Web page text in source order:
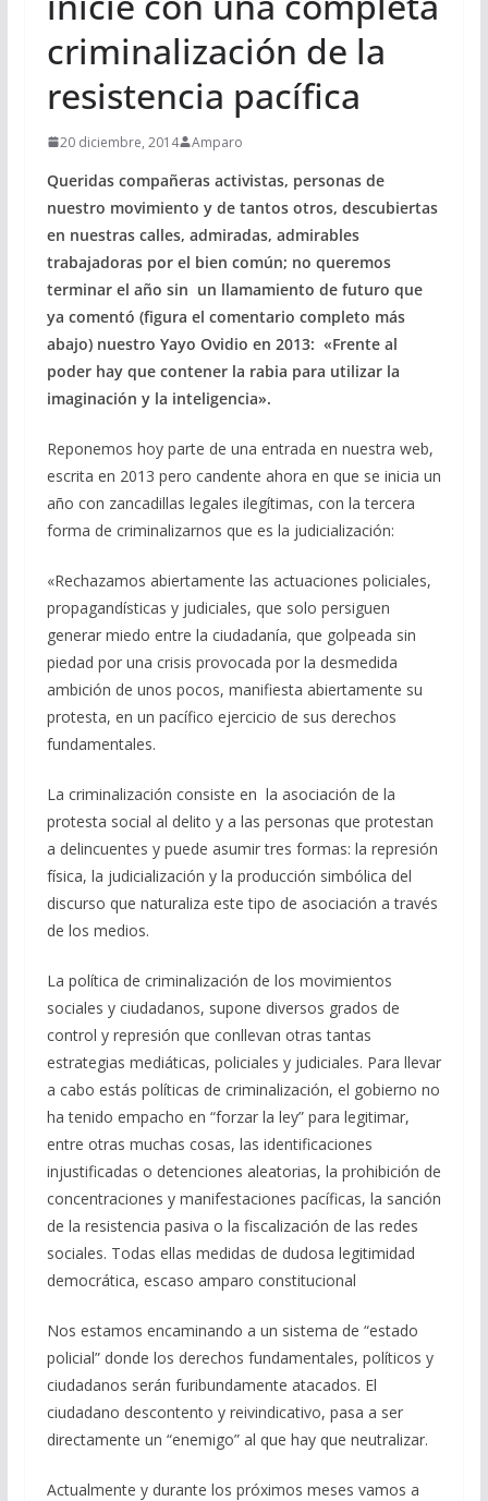
criminalización de la
resistencia pacífica
20 diciembre, 2014 Amparo
Queridas compañeras activistas, personas de
nuestro movimiento y de tantos otros, descubiertas
en nuestras calles, admiradas, admirables
trabajadoras por el bien común; no queremos
terminar el año sin un llamamiento de futuro que
ya comentó (figura el comentario completo más
abajo) nuestro Yayo Ovidio en 2013: «Frente al
poder hay que contener la rabia para utilizar la
imaginación y la inteligencia».
Reponemos hoy parte de una entrada en nuestra web,
escrita en 2013 pero candente ahora en que se inicia un
año con zancadillas legales ilegítimas, con la tercera
forma de criminalizarnos que es la judicialización:
«Rechazamos abiertamente las actuaciones policiales,
propagandísticas y judiciales, que solo persiguen
generar miedo entre la ciudadanía, que golpeada sin
piedad por una crisis provocada por la desmedida
ambición de unos pocos, manifiesta abiertamente su
protesta, en un pacífico ejercicio de sus derechos
fundamentales.
La criminalización consiste en la asociación de la
protesta social al delito y a las personas que protestan
a delincuentes y puede asumir tres formas: la represión
física, la judicialización y la producción simbólica del
discurso que naturaliza este tipo de asociación a través
de los medios.
La política de criminalización de los movimientos
sociales y ciudadanos, supone diversos grados de
control y represión que conllevan otras tantas
estrategias mediáticas, policiales y judiciales. Para llevar
a cabo estás políticas de criminalización, el gobierno no
ha tenido empacho en “forzar la ley” para legitimar,
entre otras muchas cosas, las identificaciones
injustificadas o detenciones aleatorias, la prohibición de
concentraciones y manifestaciones pacíficas, la sanción
de la resistencia pasiva o la fiscalización de las redes
sociales. Todas ellas medidas de dudosa legitimidad
democrática, escaso amparo constitucional
Nos estamos encaminando a un sistema de “estado
policial” donde los derechos fundamentales, políticos y
ciudadanos serán furibundamente atacados. El
ciudadano descontento y reivindicativo, pasa a ser
directamente un “enemigo” al que hay que neutralizar.
Actualmente y durante los próximos meses vamos a